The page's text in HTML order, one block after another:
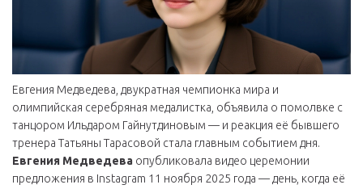
Евгения Медведева, двукратная чемпионка мира и
олимпийская серебряная медалистка, объявила о помолвке с
танцором Ильдаром Гайнутдиновым — и реакция её бывшего
тренера Татьяны Тарасовой стала главным событием дня.
Евгения Медведева опубликовала видео церемонии
предложения в Instagram 11 ноября 2025 года — день, когда её